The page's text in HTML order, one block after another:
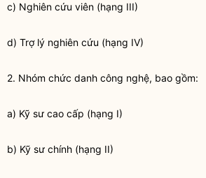
c) Nghiên cứu viên (hạng III)
d) Trợ lý nghiên cứu (hạng IV)
2. Nhóm chức danh công nghệ, bao gồm:
a) Kỹ sư cao cấp (hạng I)
b) Kỹ sư chính (hạng II)